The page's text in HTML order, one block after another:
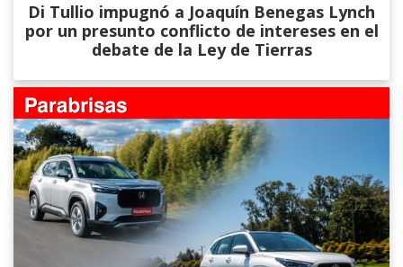
Di Tullio impugnó a Joaquín Benegas Lynch
por un presunto conflicto de intereses en el
debate de la Ley de Tierras